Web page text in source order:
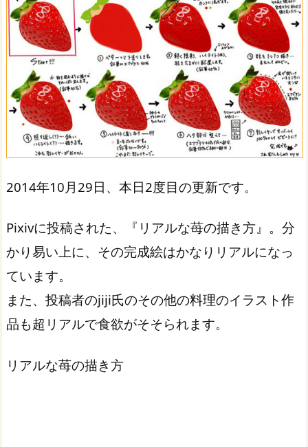
2014年10月29日、本日2度目の更新です。
Pixivに投稿された、『リアルな苺の描き方』。分
かり易い上に、その完成絵はかなりリアルになっ
ています。
また、投稿者のjiji氏のその他の料理のイラスト作
品も超リアルで食欲がそそられます。
リアルな苺の描き方